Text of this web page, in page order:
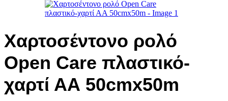
Χαρτοσέντονο ρολό
Open Care πλαστικό-
χαρτί ΑΑ 50cmx50m